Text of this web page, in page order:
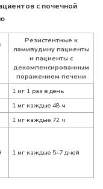
с почечной
Резистентные к
ламивудину пациенты
и пациенты с
декомпенсированным
поражением печени
1 мг 1 раз в день
1 мг каждые 48 ч
1 мг каждые 72 ч
1 мг каждые 5–7 дней